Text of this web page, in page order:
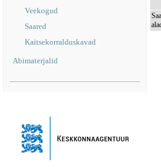
Veekogud
Saared
Kaitsekorralduskavad
Abimaterjalid